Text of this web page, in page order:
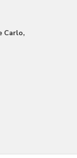
Carlo,